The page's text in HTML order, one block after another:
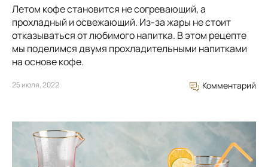
Летом кофе становится не согревающий, а
прохладный и освежающий. Из-за жары не стоит
отказываться от любимого напитка. В этом рецепте
мы поделимся двумя прохладительными напитками
на основе кофе.
25 июля, 2022 Комментарий